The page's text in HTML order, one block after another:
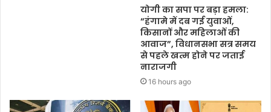
योगी का सपा पर बड़ा हमला:
“हंगामे में दब गई युवाओं,
किसानों और महिलाओं की
आवाज”, विधानसभा सत्र समय
से पहले खत्म होने पर जताई
नाराजगी
16 hours ago